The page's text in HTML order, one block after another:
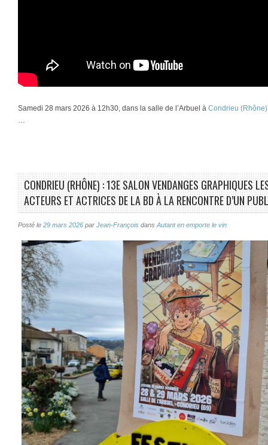
Samedi 28 mars 2026 à 12h30, dans la salle de l’Arbuel à Condrieu (Rhône)
…
CONDRIEU (RHÔNE) : 13E SALON VENDANGES GRAPHIQUES
ACTEURS ET ACTRICES DE LA BD À LA RENCONTRE D’UN
Posté le 29 mars 2026 par Jean-François dans Autant en emporte le vin